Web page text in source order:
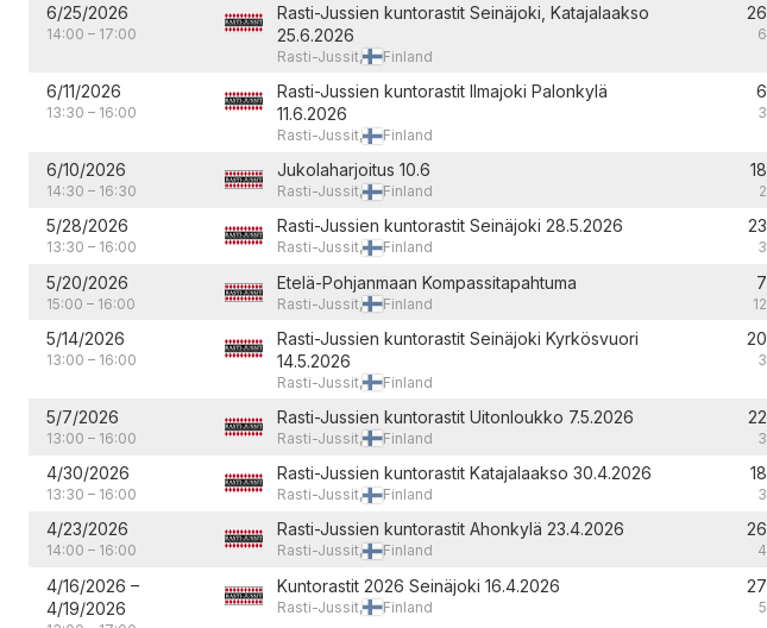
6/25/2026
14:00 – 17:00
Rasti-Jussien kuntorastit Seinäjoki, Katajalaakso
25.6.2026
Rasti-Jussit, Finland
26
6
6/11/2026
13:30 – 16:00
Rasti-Jussien kuntorastit Ilmajoki Palonkylä
11.6.2026
Rasti-Jussit, Finland
6
3
6/10/2026
14:30 – 16:30
Jukolaharjoitus 10.6
Rasti-Jussit, Finland
18
2
5/28/2026
13:30 – 16:00
Rasti-Jussien kuntorastit Seinäjoki 28.5.2026
Rasti-Jussit, Finland
23
3
5/20/2026
15:00 – 16:00
Etelä-Pohjanmaan Kompassitapahtuma
Rasti-Jussit, Finland
7
12
5/14/2026
13:00 – 16:00
Rasti-Jussien kuntorastit Seinäjoki Kyrkösvuori
14.5.2026
Rasti-Jussit, Finland
20
3
5/7/2026
13:00 – 16:00
Rasti-Jussien kuntorastit Uitonloukko 7.5.2026
Rasti-Jussit, Finland
22
3
4/30/2026
13:30 – 16:00
Rasti-Jussien kuntorastit Katajalaakso 30.4.2026
Rasti-Jussit, Finland
18
3
4/23/2026
14:00 – 16:00
Rasti-Jussien kuntorastit Ahonkylä 23.4.2026
Rasti-Jussit, Finland
26
4
4/16/2026 –
4/19/2026
Kuntorastit 2026 Seinäjoki 16.4.2026
Rasti-Jussit, Finland
27
5